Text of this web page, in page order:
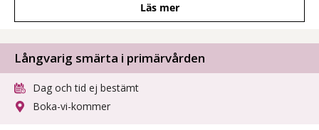
Läs mer
Långvarig smärta i primärvården
Dag och tid ej bestämt
Boka-vi-kommer